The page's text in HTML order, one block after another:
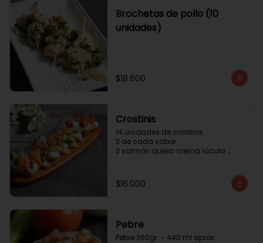
Brochetas de pollo (10
unidades)
$18.600
Crostinis
14 unidades de crostinis.
3 de cada sabor:
2 salmón queso crema rúcula
caramelizada y miel.
3 camaron queso crema rúcula.
$16.000
Pebre
Pebre 360gr. - 440 ml aprox.